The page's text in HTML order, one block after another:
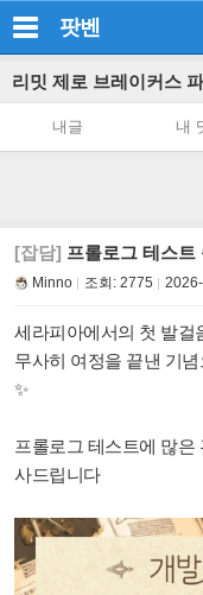
팟벤
리밋 제로 브레이커스
내글 내
[잡담] 프롤로그 테스트
Minno 조회: 2775
세라피아에서의 첫 발걸
무사히 여정을 끝낸 기
✨
프롤로그 테스트에 많은
사드립니다